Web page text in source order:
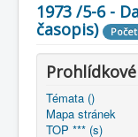
1973 /5-6 -
časopis)
Témata ()
Mapa stránek
TOP *** (s)